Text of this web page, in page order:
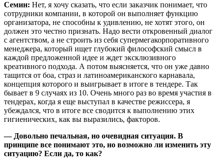
Семин: Нет, я хочу сказать, что если заказчик понимает, что
сотрудники компании, в которой он выполняет функцию
организатора, не способны к удивлению, не хотят этого, он
должен это честно признать. Надо вести откровенный диалог
с агентством, а не строить из себя супермегакорпоративного
менеджера, который ищет глубокий философский смысл в
каждой предложенной идее и ждет эксклюзивного
креативного подхода. А потом выясняется, что он уже давно
тащится от боа, страз и латиноамериканского карнавала,
концепция которого и выигрывает в итоге в тендере. Так
бывает в 9 случаях из 10. Очень много раз во время участия в
тендерах, когда я еще выступал в качестве режиссера, я
убеждался, что в итоге все сводится к выполнению этих
гигиенических, как вы выразились, факторов.
— Довольно печальная, но очевидная ситуация. В
принципе все понимают это, но возможно ли изменить эту
ситуацию? Если да, то как?